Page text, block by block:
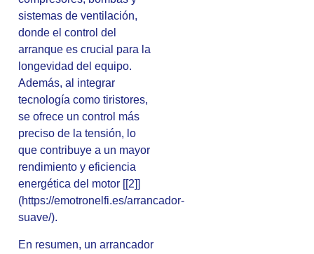
sistemas de ventilación,
donde el control del
arranque es crucial para la
longevidad del equipo.
Además, al integrar
tecnología como tiristores,
se ofrece un control más
preciso de la tensión, lo
que contribuye a un mayor
rendimiento y eficiencia
energética del motor [[2]]
(https://emotronelfi.es/arrancador-
suave/).
En resumen, un arrancador